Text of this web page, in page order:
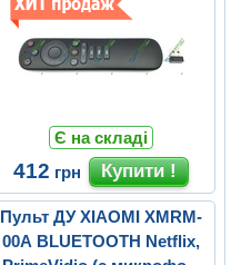
Є на складі
412 грн
Пульт ДУ XIAOMI XMRM-
00A BLUETOOTH Netflix,